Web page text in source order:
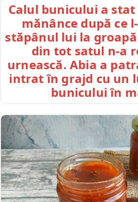
Calul bunicului a stat
mănânce după ce
stăpânul lui la
din tot satul n-a
urnească. Abia a
intrat în grajd cu un
bunicului în